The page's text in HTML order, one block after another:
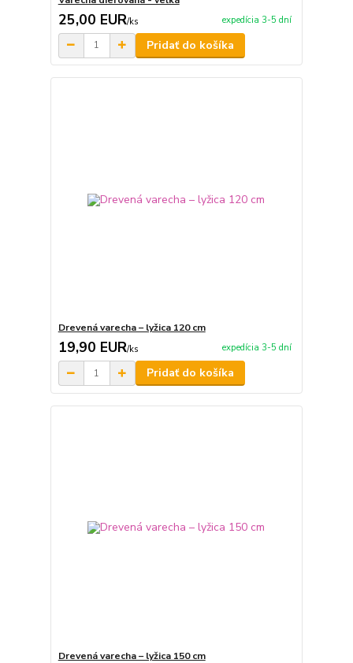
25,00 EUR/ks expedícia 3-5 dní
Pridať do košíka
Drevená varecha – lyžica 120 cm
19,90 EUR/ks expedícia 3-5 dní
Pridať do košíka
Drevená varecha – lyžica 150 cm